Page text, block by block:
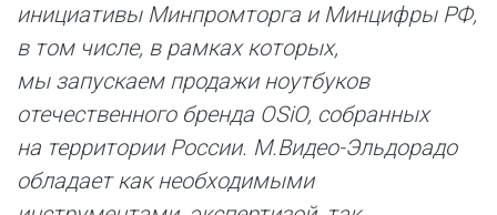
инициативы Минпромторга и Минцифры РФ,
в том числе, в рамках которых,
мы запускаем продажи ноутбуков
отечественного бренда OSiO, собранных
на территории России. М.Видео-Эльдорадо
обладает как необходимыми